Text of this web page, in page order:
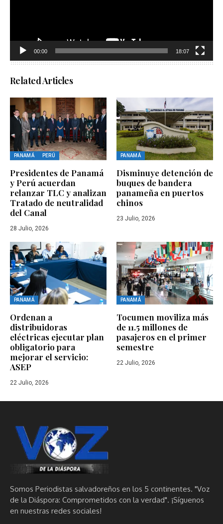
00:00 18:07
Related Articles
PANAMÁ PERÚ
Presidentes de Panamá
y Perú acuerdan
relanzar TLC y analizan
Tratado de neutralidad
del Canal
28 Julio, 2026
PANAMÁ
Disminuye detención de
buques de bandera
panameña en puertos
chinos
23 Julio, 2026
PANAMÁ
Ordenan a
distribuidoras
eléctricas ejecutar plan
obligatorio para
mejorar el servicio:
ASEP
22 Julio, 2026
PANAMÁ
Tocumen moviliza más
de 11.5 millones de
pasajeros en el primer
semestre
22 Julio, 2026
Somos Periodistas salvadoreños en los 5 continentes. "Voz
de la Diáspora: Comprometidos con la verdad". ¡Síguenos
en nuestras redes sociales!